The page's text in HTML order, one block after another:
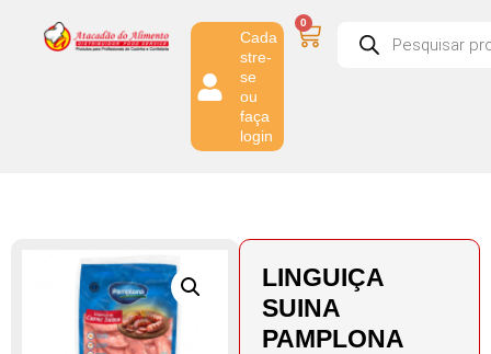
Cada
stre-
se
ou
faça
login
0
LINGUIÇA
SUINA
PAMPLONA